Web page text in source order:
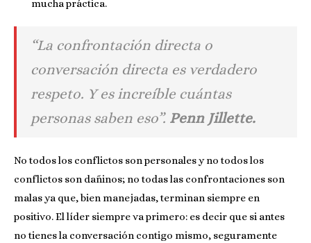
mucha práctica.
“La confrontación directa o
conversación directa es verdadero
respeto. Y es increíble cuántas
personas saben eso”. Penn Jillette.
No todos los conflictos son personales y no todos los
conflictos son dañinos; no todas las confrontaciones son
malas ya que, bien manejadas, terminan siempre en
positivo. El líder siempre va primero: es decir que si antes
no tienes la conversación contigo mismo, seguramente